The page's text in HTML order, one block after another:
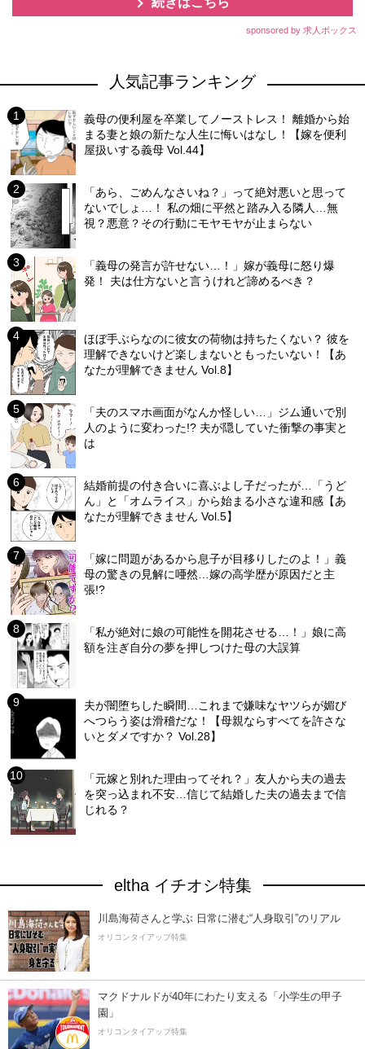
sponsored by 求人ボックス
人気記事ランキング
義母の便利屋を卒業してノーストレス！ 離婚から始
まる妻と娘の新たな人生に悔いはなし！【嫁を便利
屋扱いする義母 Vol.44】
「あら、ごめんなさいね？」って絶対悪いと思って
ないでしょ…！ 私の畑に平然と踏み入る隣人…無
視？悪意？その行動にモヤモヤが止まらない
「義母の発言が許せない…！」嫁が義母に怒り爆
発！ 夫は仕方ないと言うけれど諦めるべき？
ほぼ手ぶらなのに彼女の荷物は持ちたくない？ 彼を
理解できないけど楽しまないともったいない！【あ
なたが理解できません Vol.8】
「夫のスマホ画面がなんか怪しい…」ジム通いで別
人のように変わった!? 夫が隠していた衝撃の事実と
は
結婚前提の付き合いに喜ぶよし子だったが…「うど
ん」と「オムライス」から始まる小さな違和感【あ
なたが理解できません Vol.5】
「嫁に問題があるから息子が目移りしたのよ！」義
母の驚きの見解に唖然…嫁の高学歴が原因だと主
張!?
「私が絶対に娘の可能性を開花させる…！」娘に高
額を注ぎ自分の夢を押しつけた母の大誤算
夫が闇堕ちした瞬間…これまで嫌味なヤツらが媚び
へつらう姿は滑稽だな！【母親ならすべてを許さな
いとダメですか？ Vol.28】
「元嫁と別れた理由ってそれ？」友人から夫の過去
を突っ込まれ不安…信じて結婚した夫の過去まで信
じれる？
eltha イチオシ特集
川島海荷さんと学ぶ 日常に潜む“人身取引”のリアル
オリコンタイアップ特集
マクドナルドが40年にわたり支える「小学生の甲子
園」
オリコンタイアップ特集